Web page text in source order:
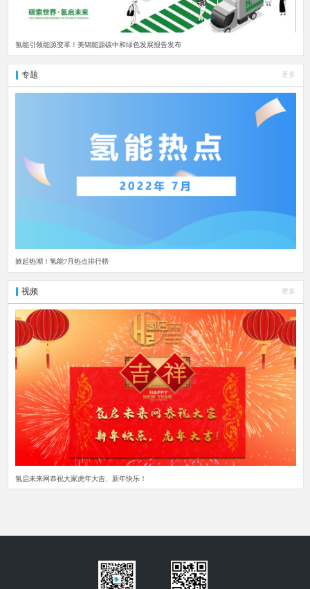
氢能引领能源变革！美锦能源碳中和绿色发展报告发布
专题 更多
掀起热潮！氢能7月热点排行榜
视频 更多
氢启未来网恭祝大家虎年大吉、新年快乐！